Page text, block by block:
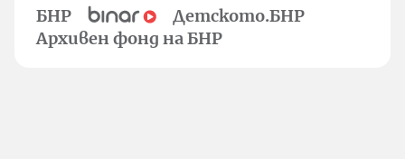
БНР
Детското.БНР
Архивен фонд на БНР